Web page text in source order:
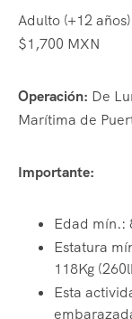
Adulto (+12
$1,700 MXN
Operación: De
Marítima de
Importante:
Edad mín.:
Estatura
118Kg
Esta